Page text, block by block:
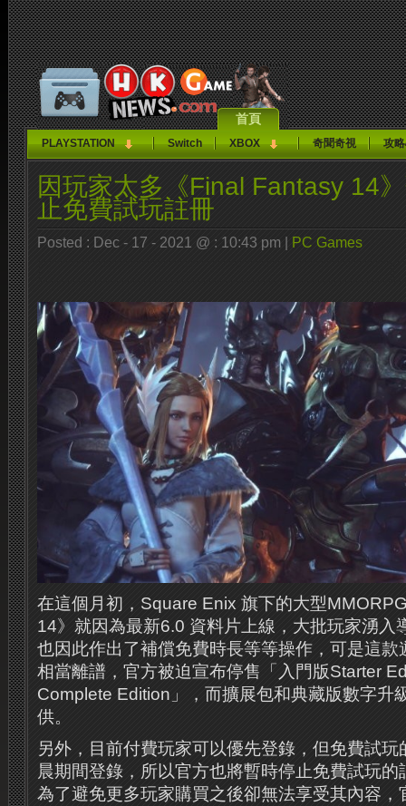
首頁
PLAYSTATION Switch XBOX 奇聞奇視 攻
因玩家太多《Final Fantasy 14
止免費試玩註冊
Posted : Dec - 17 - 2021 @ : 10:43 pm | PC Games
在這個月初，Square Enix 旗下的大型
14》就因為最新6.0 資料片上線，大批玩家湧入
也因此作出了補償免費時長等等操作，可是這款
相當離譜，官方被迫宣布停售「入門版Starter
Complete Edition」，而擴展包和典藏版數字升
供。
另外，目前付費玩家可以優先登錄，但免費試
晨期間登錄，所以官方也將暫時停止免費試玩的
為了避免更多玩家購買之後卻無法享受其內容，